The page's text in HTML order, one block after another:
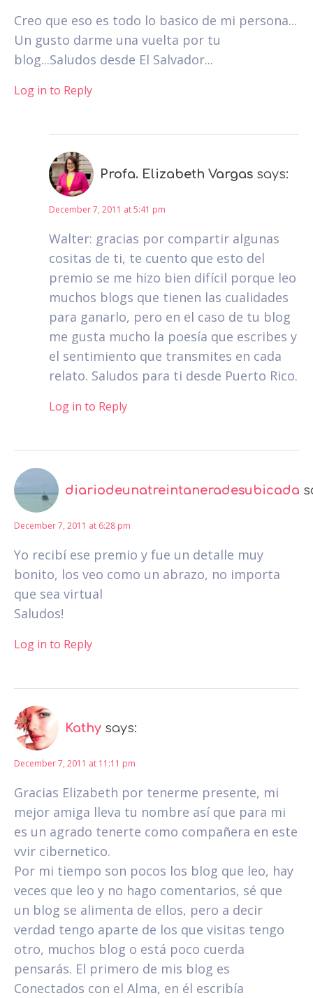
Creo que eso es todo lo basico de mi persona...
Un gusto darme una vuelta por tu
blog...Saludos desde El Salvador...
Log in to Reply
Profa. Elizabeth Vargas says:
December 7, 2011 at 5:41 pm
Walter: gracias por compartir algunas
cositas de ti, te cuento que esto del
premio se me hizo bien difícil porque leo
muchos blogs que tienen las cualidades
para ganarlo, pero en el caso de tu blog
me gusta mucho la poesía que escribes y
el sentimiento que transmites en cada
relato. Saludos para ti desde Puerto Rico.
Log in to Reply
diariodeunatreintaneradesubicada
December 7, 2011 at 6:28 pm
Yo recibí ese premio y fue un detalle muy
bonito, los veo como un abrazo, no importa
que sea virtual
Saludos!
Log in to Reply
Kathy says:
December 7, 2011 at 11:11 pm
Gracias Elizabeth por tenerme presente, mi
mejor amiga lleva tu nombre así que para mi
es un agrado tenerte como compañera en este
vvir cibernetico.
Por mi tiempo son pocos los blog que leo, hay
veces que leo y no hago comentarios, sé que
un blog se alimenta de ellos, pero a decir
verdad tengo aparte de los que visitas tengo
otro, muchos blog o está poco cuerda
pensarás. El primero de mis blog es
Conectados con el Alma, en él escribía